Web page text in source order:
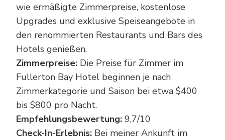
wie ermäßigte Zimmerpreise, kostenlose
Upgrades und exklusive Speiseangebote in
den renommierten Restaurants und Bars des
Hotels genießen.
Zimmerpreise: Die Preise für Zimmer im
Fullerton Bay Hotel beginnen je nach
Zimmerkategorie und Saison bei etwa $400
bis $800 pro Nacht.
Empfehlungsbewertung: 9,7/10
Check-In-Erlebnis: Bei meiner Ankunft im